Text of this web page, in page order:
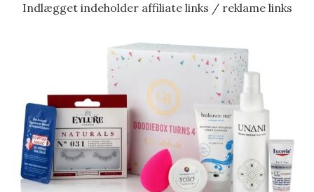
Indlægget indeholder affiliate links / reklame links